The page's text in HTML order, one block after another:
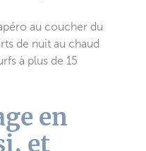
au coucher du
de nuit au chaud
à plus de 15
en
et